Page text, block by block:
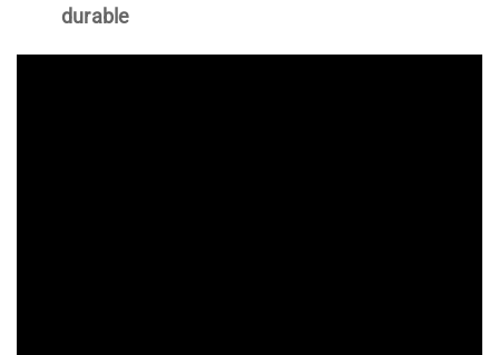
durable